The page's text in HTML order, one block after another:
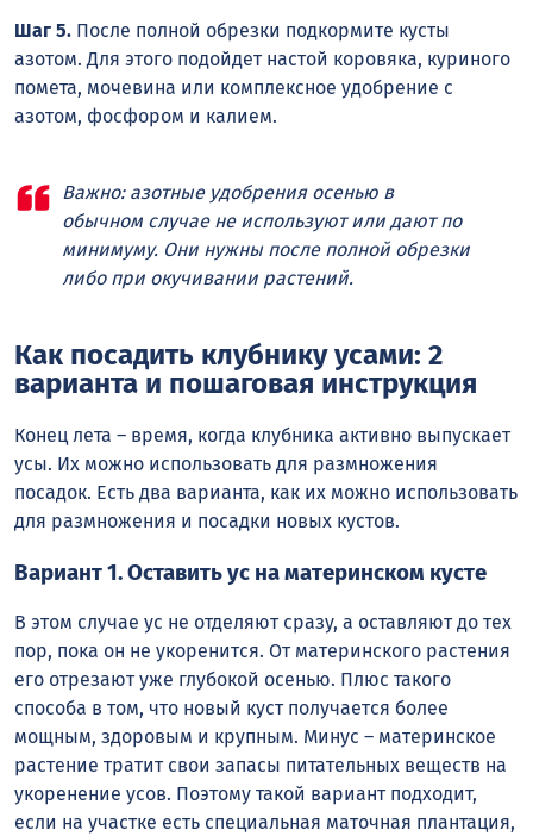
Шаг 5. После полной обрезки подкормите кусты
азотом. Для этого подойдет настой коровяка, куриного
помета, мочевина или комплексное удобрение с
азотом, фосфором и калием.
Важно: азотные удобрения осенью в
обычном случае не используют или дают по
минимуму. Они нужны после полной обрезки
либо при окучивании растений.
Как посадить клубнику усами: 2
варианта и пошаговая инструкция
Конец лета – время, когда клубника активно выпускает
усы. Их можно использовать для размножения
посадок. Есть два варианта, как их можно использовать
для размножения и посадки новых кустов.
Вариант 1. Оставить ус на материнском кусте
В этом случае ус не отделяют сразу, а оставляют до тех
пор, пока он не укоренится. От материнского растения
его отрезают уже глубокой осенью. Плюс такого
способа в том, что новый куст получается более
мощным, здоровым и крупным. Минус – материнское
растение тратит свои запасы питательных веществ на
укоренение усов. Поэтому такой вариант подходит,
если на участке есть специальная маточная плантация,